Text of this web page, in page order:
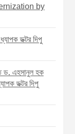
by
ডক্টর দিপু
ড. এহসানুল হক
ডক্টর দিপু